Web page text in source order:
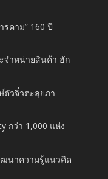
รคาม” 160 ปี
จำหน่ายสินค้า ฮัก
วจิ๋วตะลุยภา
กว่า 1,000 แห่ง
ฒนาความรู้แนวคิด